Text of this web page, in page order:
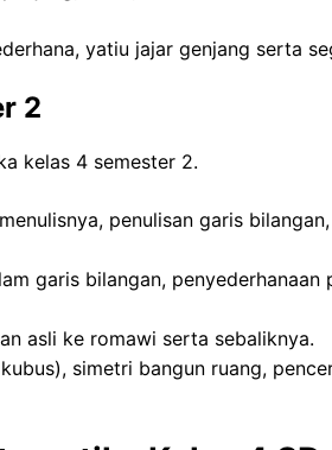
yatiu jajar genjang serta
2
kelas 4 semester 2.
penulisan garis
garis bilangan, penyederhanaan
asli ke romawi serta sebaliknya.
simetri bangun ruang,